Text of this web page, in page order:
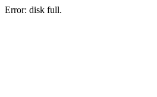
Error: disk full.